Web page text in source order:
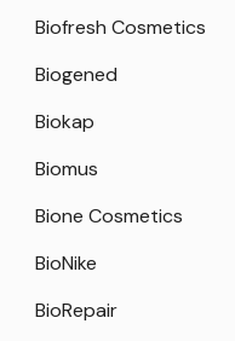
Biofresh Cosmetics
Biogened
Biokap
Biomus
Bione Cosmetics
BioNike
BioRepair